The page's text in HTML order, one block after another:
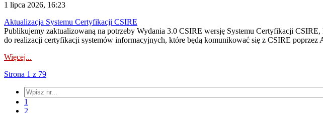
1 lipca 2026, 16:23
Aktualizacja Systemu Certyfikacji CSIRE
Publikujemy zaktualizowaną na potrzeby Wydania 3.0 CSIRE wersję Systemu Certyfikacji
do realizacji certyfikacji systemów informacyjnych, które będą komunikować się z CSIRE
Więcej...
Strona 1 z 79
1
2